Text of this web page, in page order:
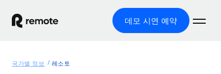
데모 시연 예약
국가별 정보 레소토